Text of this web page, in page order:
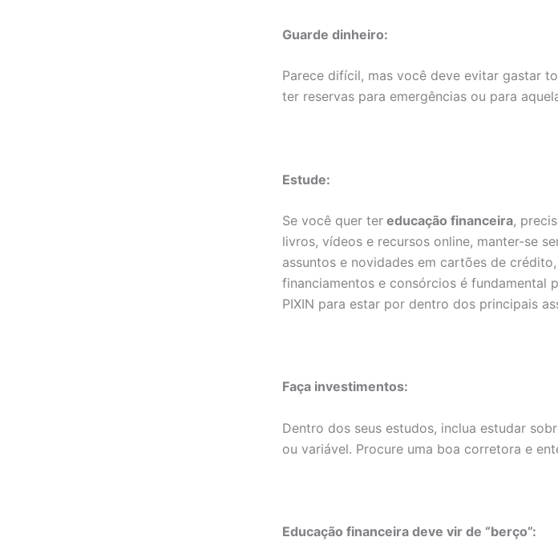
Guarde dinheiro:
Parece difícil, mas você deve evitar gastar
ter reservas para emergências ou para
Estude:
Se você quer ter educação financeira,
livros, vídeos e recursos online, manter-se
assuntos e novidades em cartões de
financiamentos e consórcios é fundamental
PIXIN para estar por dentro dos principais
Faça investimentos:
Dentro dos seus estudos, inclua estudar
ou variável. Procure uma boa corretora e
Educação financeira deve vir de “berço”: